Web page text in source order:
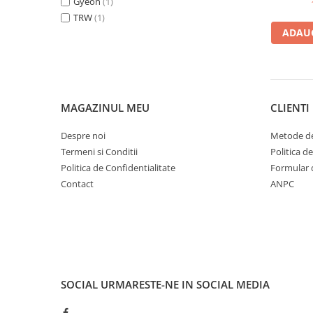
Bord | Plastice Interioare
Parfumuri | Odorizante
ACCESORII | ECHIPAMENTE |
APARATURA
TRW(1)
MAGAZINUL MEU
Despre noi
Termeni si Conditii
Politica de Confidentialitate
Contact
CLIENTI
Metode
Politica
Formular
ANPC
SOCIAL URMARESTE-NE IN SOCIAL MEDIA